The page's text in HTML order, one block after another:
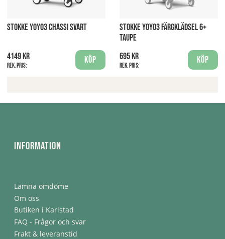
STOKKE YOYO3 CHASSI SVART
4149 kr
Rek. pris:
Köp
STOKKE YOYO3 FÄRGKLÄDSEL 6+
TAUPE
695 kr
Rek. pris:
Köp
Information
Lämna omdöme
Om oss
Butiken i Karlstad
FAQ - Frågor och svar
Frakt & leveranstid